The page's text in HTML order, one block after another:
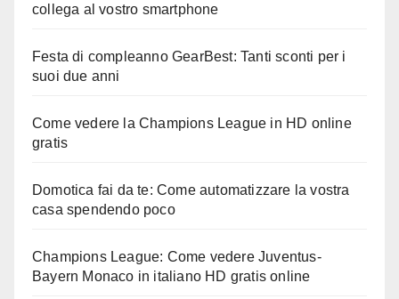
collega al vostro smartphone
Festa di compleanno GearBest: Tanti sconti per i
suoi due anni
Come vedere la Champions League in HD online
gratis
Domotica fai da te: Come automatizzare la vostra
casa spendendo poco
Champions League: Come vedere Juventus-
Bayern Monaco in italiano HD gratis online